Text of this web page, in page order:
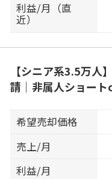
利益/月（直
近）
【シニア系3.5万人
請｜非属人ショー
希望売却価格
売上/月
利益/月